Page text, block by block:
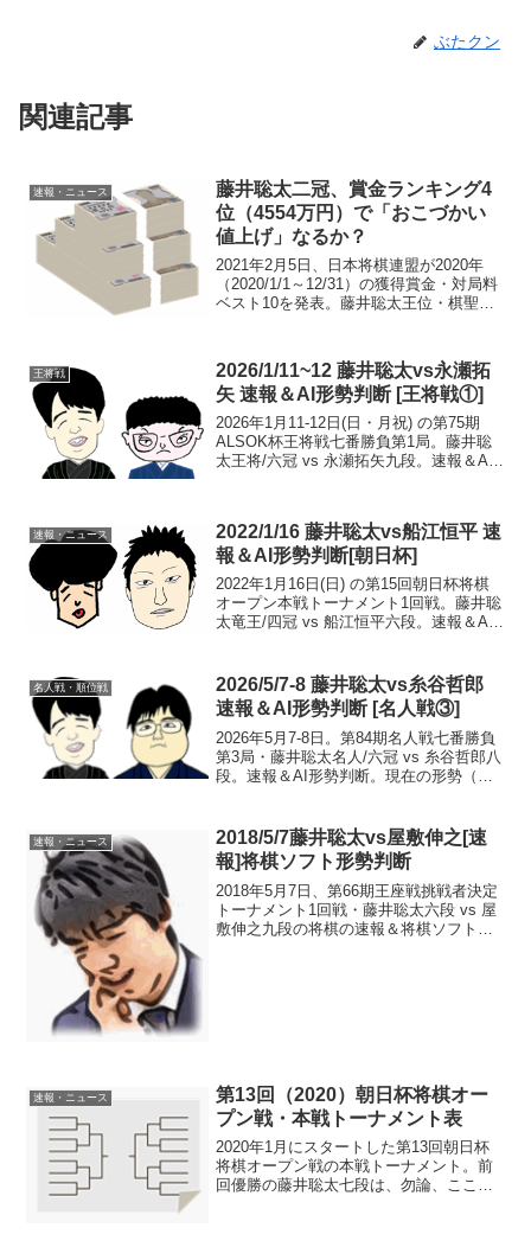
ぶたクン
関連記事
速報・ニュース
藤井聡太二冠、賞金ランキング4
位（4554万円）で「おこづかい
値上げ」なるか？
2021年2月5日、日本将棋連盟が2020年
（2020/1/1～12/31）の獲得賞金・対局料
ベスト10を発表。藤井聡太王位・棋聖
45,540,000（4554万）円だった。参...
王将戦
2026/1/11~12 藤井聡太vs永瀬拓
矢 速報＆AI形勢判断 [王将戦①]
2026年1月11-12日(日・月祝) の第75期
ALSOK杯王将戦七番勝負第1局。藤井聡
太王将/六冠 vs 永瀬拓矢九段。速報＆AI
まで、永瀬九段の勝ち（藤井 0...
速報・ニュース
2022/1/16 藤井聡太vs船江恒平 速
報＆AI形勢判断[朝日杯]
2022年1月16日(日) の第15回朝日杯将棋
オープン本戦トーナメント1回戦。藤井聡
太竜王/四冠 vs 船江恒平六段。速報＆AI
藤井竜王の勝ち一手ずつAI形勢判...
名人戦・順位戦
2026/5/7-8 藤井聡太vs糸谷哲郎
速報＆AI形勢判断 [名人戦③]
2026年5月7-8日。第84期名人戦七番勝負
第3局・藤井聡太名人/六冠 vs 糸谷哲郎八
段。速報＆AI形勢判断。現在の形勢（終
谷）。第4局は、5/16-17...
速報・ニュース
2018/5/7藤井聡太vs屋敷伸之[速
報]将棋ソフト形勢判断
2018年5月7日、第66期王座戦挑戦者決定
トーナメント1回戦・藤井聡太六段 vs 屋
敷伸之九段の将棋の速報＆将棋ソフト形
速報・ニュース
第13回（2020）朝日杯将棋オー
プン戦・本戦トーナメント表
2020年1月にスタートした第13回朝日杯
将棋オープン戦の本戦トーナメント。前
回優勝の藤井聡太七段は、勿論、ここ